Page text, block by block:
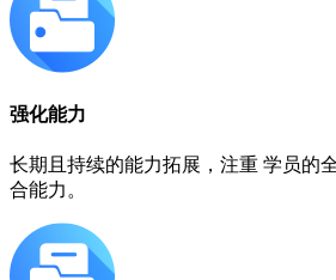
强化能力
长期且持续的能力拓展，注重 学员的
合能力。